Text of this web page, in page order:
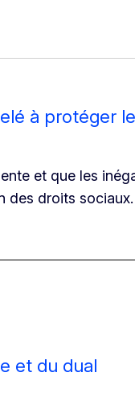
à protéger
et que les
des droits sociaux.
et du dual